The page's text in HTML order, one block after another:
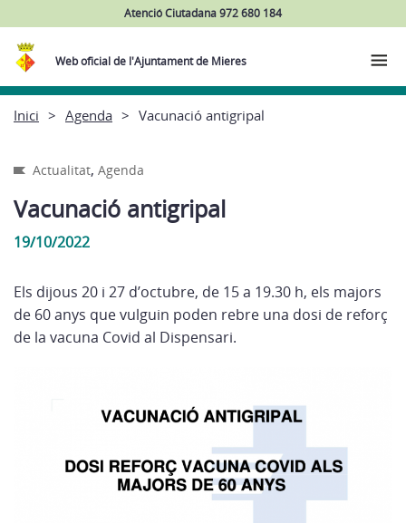
Atenció Ciutadana 972 680 184
Web oficial de l'Ajuntament de Mieres
Inici Agenda Vacunació antigripal
Actualitat, Agenda
Vacunació antigripal
19/10/2022
Els dijous 20 i 27 d’octubre, de 15 a 19.30 h, els majors
de 60 anys que vulguin poden rebre una dosi de reforç
de la vacuna Covid al Dispensari.